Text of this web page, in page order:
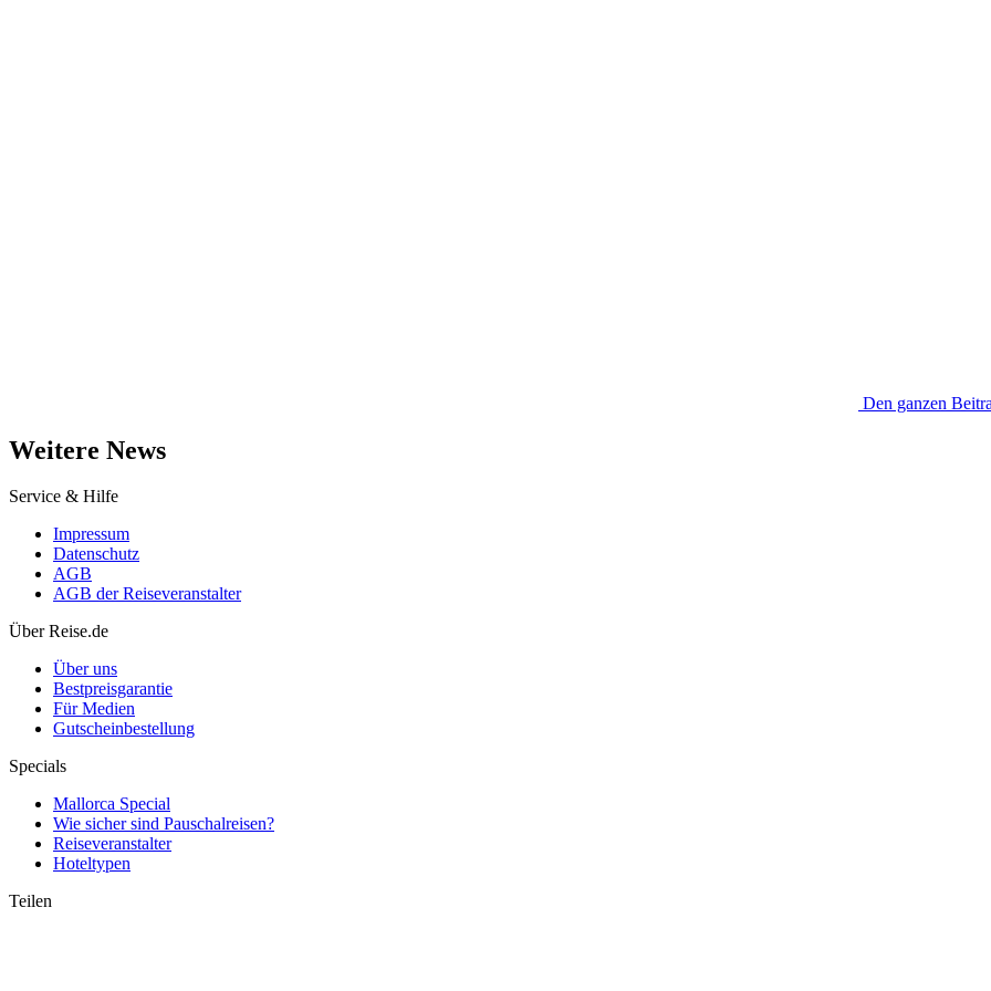
Den ganzen
Weitere News
Service & Hilfe
Impressum
Datenschutz
AGB
AGB der Reiseveranstalter
Über Reise.de
Über uns
Bestpreisgarantie
Für Medien
Gutscheinbestellung
Specials
Mallorca Special
Wie sicher sind Pauschalreisen?
Reiseveranstalter
Hoteltypen
Teilen